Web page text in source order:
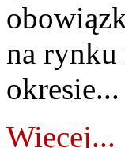
na rynku
okresie...
Więcej...